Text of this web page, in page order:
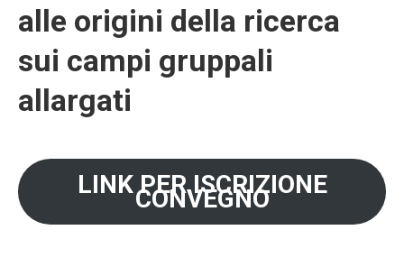
alle origini della ricerca
sui campi gruppali
allargati
LINK PER ISCRIZIONE
CONVEGNO